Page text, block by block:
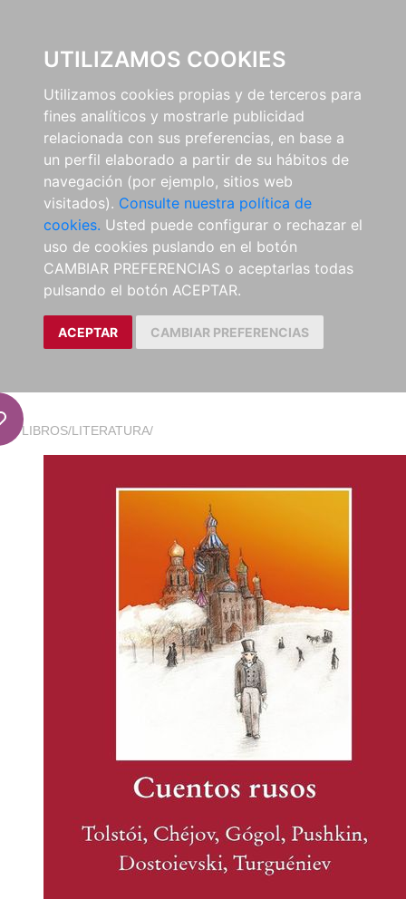
UTILIZAMOS COOKIES
Utilizamos cookies propias y de terceros para
fines analíticos y mostrarle publicidad
relacionada con sus preferencias, en base a
un perfil elaborado a partir de su hábitos de
navegación (por ejemplo, sitios web
visitados). Consulte nuestra política de
cookies. Usted puede configurar o rechazar el
uso de cookies puslando en el botón
CAMBIAR PREFERENCIAS o aceptarlas todas
pulsando el botón ACEPTAR.
ACEPTAR CAMBIAR PREFERENCIAS
LIBROS/LITERATURA/